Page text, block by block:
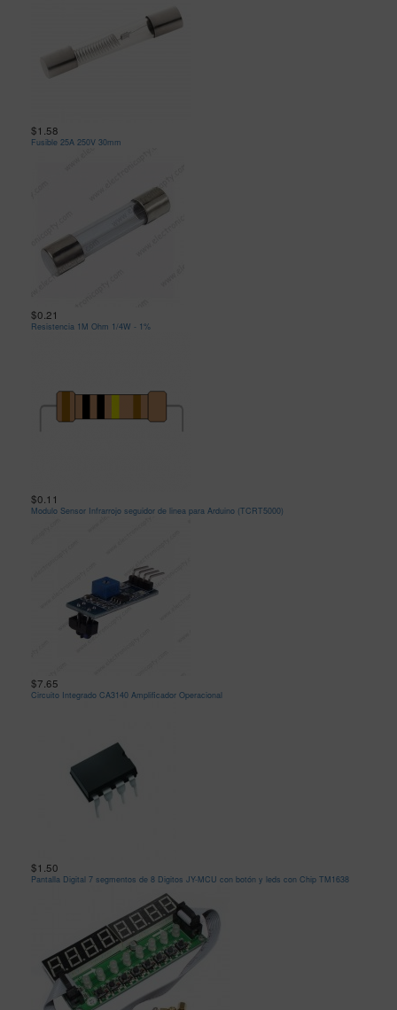
$1.58
Fusible 25A 250V 30mm
$0.21
Resistencia 1M Ohm 1/4W - 1%
$0.11
Modulo Sensor Infrarrojo seguidor de linea para Arduino (TCRT5000)
$7.65
Circuito Integrado CA3140 Amplificador Operacional
$1.50
Pantalla Digital 7 segmentos de 8 Digitos JY-MCU con botón y leds con Chip TM1638